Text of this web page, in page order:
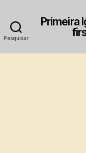
Pesquisar
Primeira